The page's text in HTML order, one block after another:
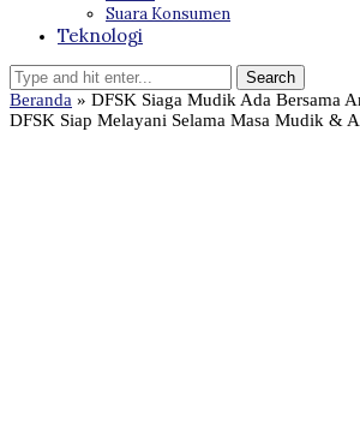
Suara Konsumen
Teknologi
Beranda » DFSK Siaga Mudik Ada Bersama
DFSK Siap Melayani Selama Masa Mudik &